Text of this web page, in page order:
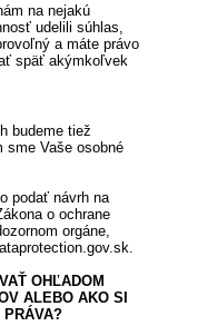
na nejakú
udelili súhlas,
a máte právo
späť akýmkoľvek
budeme tiež
sme Vaše osobné
podať návrh na
o ochrane
orgáne,
OHĽADOM
ALEBO AKO SI
PRÁVA?